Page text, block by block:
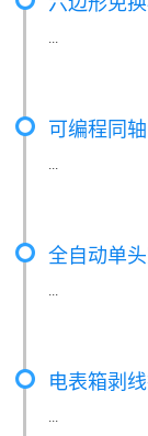
可编程同
全自动单
电表箱剥